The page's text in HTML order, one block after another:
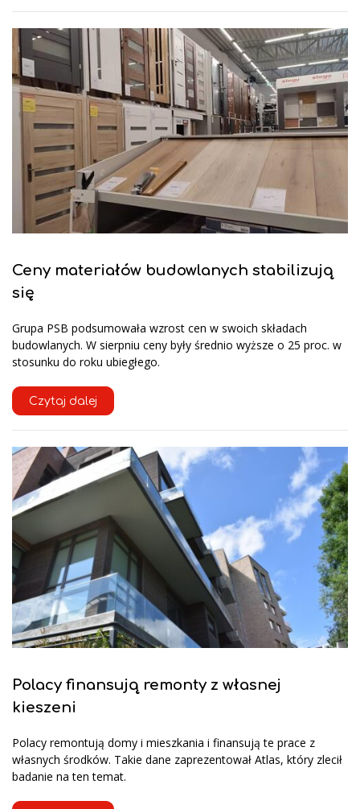
Ceny materiałów budowlanych stabilizują
się
Grupa PSB podsumowała wzrost cen w swoich składach
budowlanych. W sierpniu ceny były średnio wyższe o 25 proc. w
stosunku do roku ubiegłego.
Czytaj dalej
Polacy finansują remonty z własnej
kieszeni
Polacy remontują domy i mieszkania i finansują te prace z
własnych środków. Takie dane zaprezentował Atlas, który zlecił
badanie na ten temat.